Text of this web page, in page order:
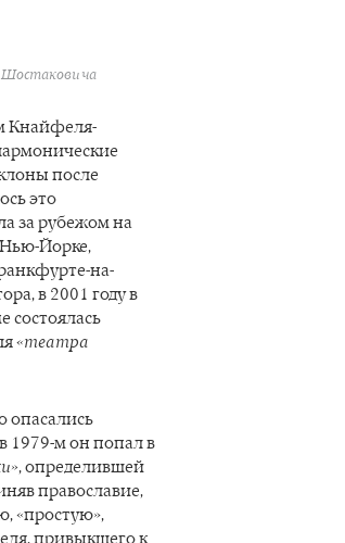
Кнайфеля-
после
это
за рубежом на
Йорке,
на-
в 2001 году в
состоялась
«театра
опасались
1979-м он попал в
, определившей
православие,
«простую»,
привыкшего к